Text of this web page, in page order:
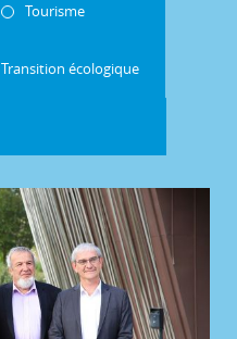
Tourisme
Transition écologique